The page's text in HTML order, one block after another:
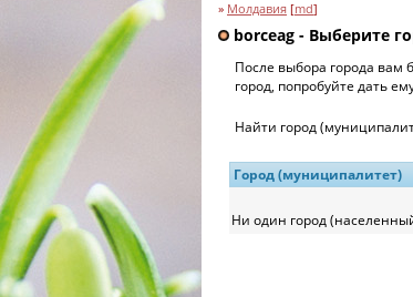
» Молдавия [md]
borceag - Выберите
После выбора города вам
город, попробуйте дать
Найти город
Город (муниципалитет)
Ни один город